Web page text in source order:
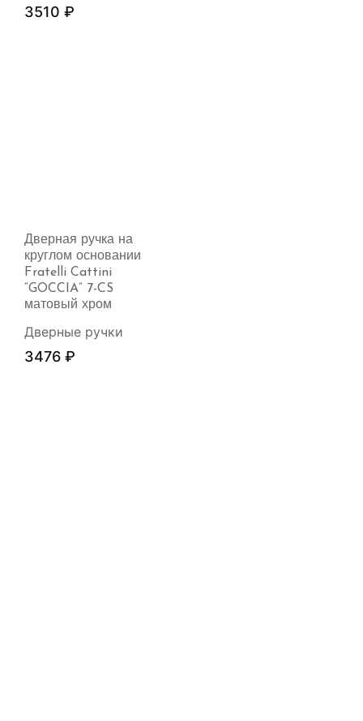
3510 ₽
Дверная ручка на
круглом основании
Fratelli Cattini
“GOCCIA” 7-CS
матовый хром
Дверные ручки
3476 ₽